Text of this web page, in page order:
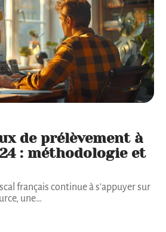
de prélèvement à
: méthodologie et
français continue à s'appuyer sur
une…